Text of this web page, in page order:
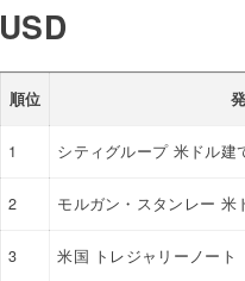
USD
順位
1 シティグループ 米ドル建
2 モルガン・スタンレー 米
3 米国 トレジャリーノート